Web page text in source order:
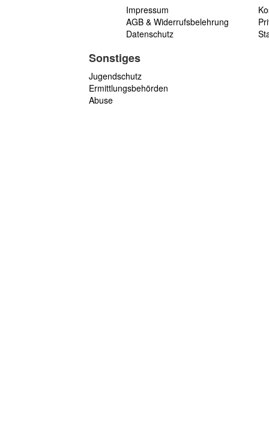
Impressum
AGB & Widerrufsbelehrung
Datenschutz
Sonstiges
Jugendschutz
Ermittlungsbehörden
Abuse